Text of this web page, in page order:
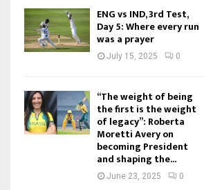
ENG vs IND, 3rd Test,
Day 5: Where every run
was a prayer
July 15, 2025 0
“The weight of being
the first is the weight
of legacy”: Roberta
Moretti Avery on
becoming President
and shaping the...
June 23, 2025 0